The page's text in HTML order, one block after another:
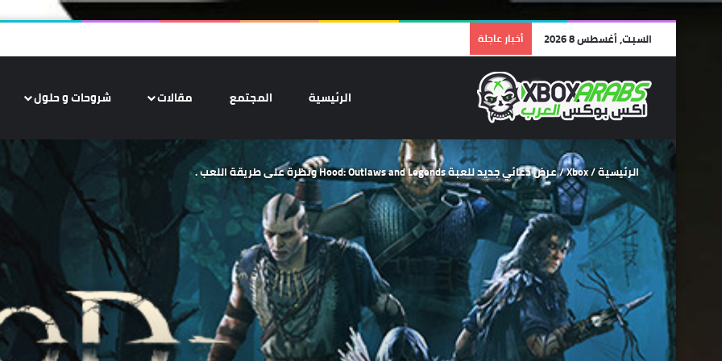
السبت, أغسطس 8 2026 أخبار عاجلة
الرئيسية المجتمع مقالات شروحات و حلول
الرئيسية/
Xbox
/عرض دعائي جديد للعبة Hood: Outlaws and Legends ونظرة على طريقة اللعب .